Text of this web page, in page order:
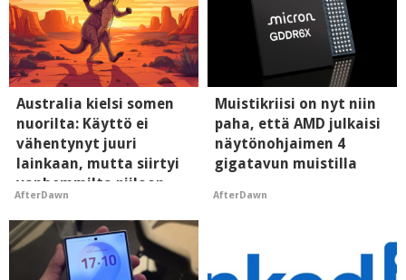
Australia kielsi somen
nuorilta: Käyttö ei
vähentynyt juuri
lainkaan, mutta siirtyi
vanhemmilta piiloon
AfterDawn
Muistikriisi on nyt niin
paha, että AMD julkaisi
näytönohjaimen 4
gigatavun muistilla
AfterDawn